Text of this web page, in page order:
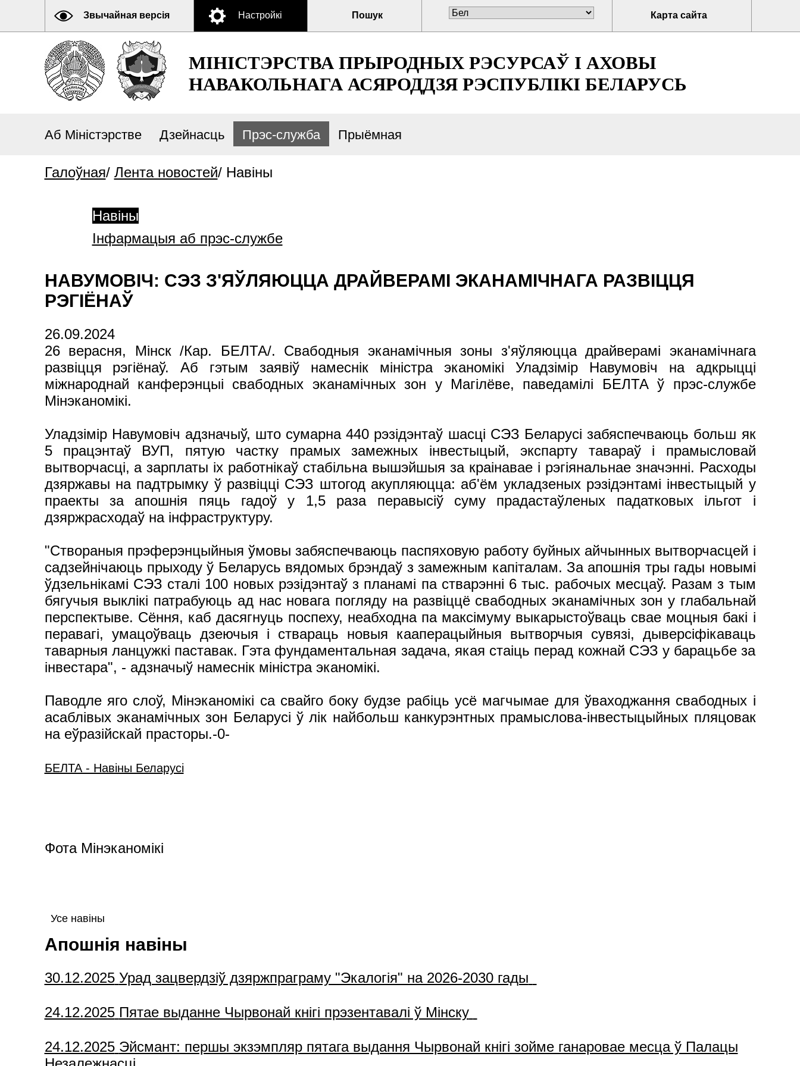
Звычайная версія Настройкі Пошук Карта сайта
МІНІСТЭРСТВА ПРЫРОДНЫХ РЭСУРСАЎ І АХОВЫ
НАВАКОЛЬНАГА АСЯРОДДЗЯ РЭСПУБЛІКІ БЕЛАРУСЬ
Аб Міністэрстве Дзейнасць Прэс-служба Прыёмная
Галоўная/ Лента новостей/ Навіны
Навіны
Інфармацыя аб прэс-службе
НАВУМОВІЧ: СЭЗ З'ЯЎЛЯЮЦЦА ДРАЙВЕРАМІ ЭКАНАМІЧНАГА РАЗВІЦЦЯ
РЭГІЁНАЎ
26.09.2024
26 верасня, Мінск /Кар. БЕЛТА/. Свабодныя эканамічныя зоны з'яўляюцца драйверамі эканамічнага
развіцця рэгіёнаў. Аб гэтым заявіў намеснік міністра эканомікі Уладзімір Навумовіч на адкрыцці
міжнароднай канферэнцыі свабодных эканамічных зон у Магілёве, паведамілі БЕЛТА ў прэс-службе
Мінэканомікі.
Уладзімір Навумовіч адзначыў, што сумарна 440 рэзідэнтаў шасці СЭЗ Беларусі забяспечваюць больш як
5 працэнтаў ВУП, пятую частку прамых замежных інвестыцый, экспарту тавараў і прамысловай
вытворчасці, а зарплаты іх работнікаў стабільна вышэйшыя за краінавае і рэгіянальнае значэнні. Расходы
дзяржавы на падтрымку ў развіцці СЭЗ штогод акупляюцца: аб'ём укладзеных рэзідэнтамі інвестыцый у
праекты за апошнія пяць гадоў у 1,5 раза перавысіў суму прадастаўленых падатковых ільгот і
дзяржрасходаў на інфраструктуру.
"Створаныя прэферэнцыйныя ўмовы забяспечваюць паспяховую работу буйных айчынных вытворчасцей і
садзейнічаюць прыходу ў Беларусь вядомых брэндаў з замежным капіталам. За апошнія тры гады новымі
ўдзельнікамі СЭЗ сталі 100 новых рэзідэнтаў з планамі па стварэнні 6 тыс. рабочых месцаў. Разам з тым
бягучыя выклікі патрабуюць ад нас новага погляду на развіццё свабодных эканамічных зон у глабальнай
перспектыве. Сёння, каб дасягнуць поспеху, неабходна па максімуму выкарыстоўваць свае моцныя бакі і
перавагі, умацоўваць дзеючыя і ствараць новыя кааперацыйныя вытворчыя сувязі, дыверсіфікаваць
таварныя ланцужкі паставак. Гэта фундаментальная задача, якая стаіць перад кожнай СЭЗ у барацьбе за
інвестара", - адзначыў намеснік міністра эканомікі.
Паводле яго слоў, Мінэканомікі са свайго боку будзе рабіць усё магчымае для ўваходжання свабодных і
асаблівых эканамічных зон Беларусі ў лік найбольш канкурэнтных прамыслова-інвестыцыйных пляцовак
на еўразійскай прасторы.-0-
БЕЛТА - Навiны Беларусi
Фота Мінэканомікі
Усе навіны
Апошнія навіны
30.12.2025 Урад зацвердзіў дзяржпраграму "Экалогія" на 2026-2030 гады
24.12.2025 Пятае выданне Чырвонай кнігі прэзентавалі ў Мінску
24.12.2025 Эйсмант: першы экзэмпляр пятага выдання Чырвонай кнігі зойме ганаровае месца ў Палацы